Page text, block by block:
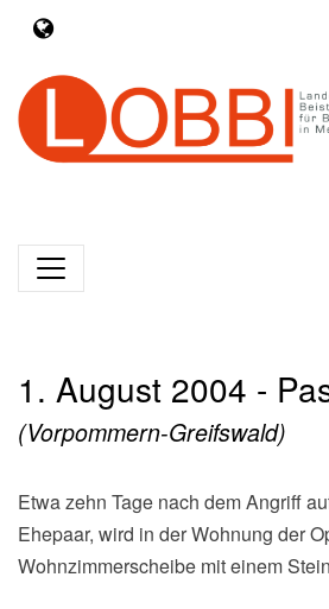
1. August 2004 -
(Vorpommern-Greifswald)
Etwa zehn Tage nach dem Angriff auf ein armenisches
Ehepaar, wird in der Wohnung der
Wohnzimmerscheibe mit einem